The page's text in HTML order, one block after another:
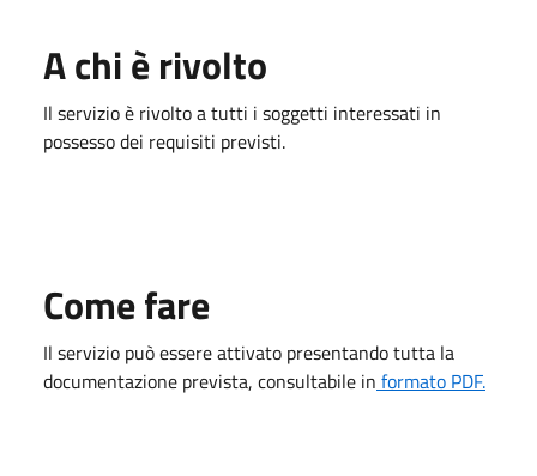
A chi è rivolto
Il servizio è rivolto a tutti i soggetti interessati in
possesso dei requisiti previsti.
Come fare
Il servizio può essere attivato presentando tutta la
documentazione prevista, consultabile in formato PDF.